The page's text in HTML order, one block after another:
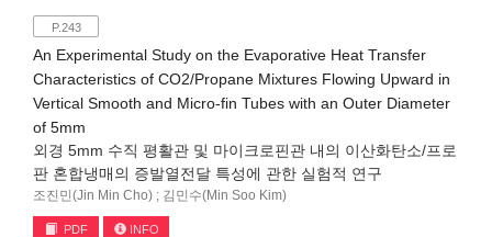
P.243
An Experimental Study on the Evaporative Heat Transfer
Characteristics of CO2/Propane Mixtures Flowing Upward in
Vertical Smooth and Micro-fin Tubes with an Outer Diameter
of 5mm
외경 5mm 수직 평활관 및 마이크로핀관 내의 이산화탄소/프로
판 혼합냉매의 증발열전달 특성에 관한 실험적 연구
조진민(Jin Min Cho) ; 김민수(Min Soo Kim)
PDF INFO